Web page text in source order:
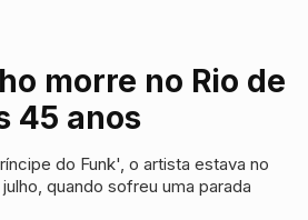
morre no Rio de
45 anos
do Funk', o artista estava no
quando sofreu uma parada